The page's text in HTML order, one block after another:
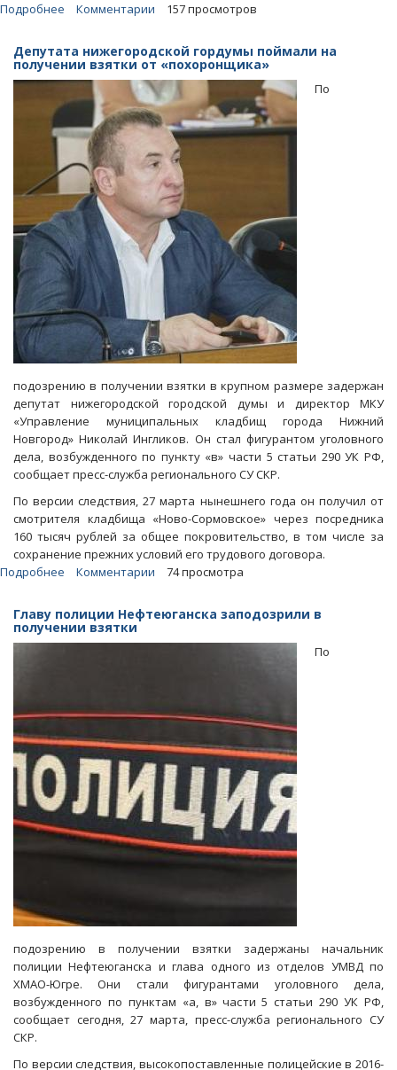
Подробнее
аппарата
ФСБ
признали
виновными
в
получении
взятки
Комментарии 157 просмотров
Депутата нижегородской гордумы поймали на
получении взятки от «похоронщика»
По
подозрению в получении взятки в крупном размере задержан
депутат нижегородской городской думы и директор МКУ
«Управление муниципальных кладбищ города Нижний
Новгород» Николай Ингликов. Он стал фигурантом уголовного
дела, возбужденного по пункту «в» части 5 статьи 290 УК РФ,
сообщает пресс-служба регионального СУ СКР.
По версии следствия, 27 марта нынешнего года он получил от
смотрителя кладбища «Ново-Сормовское» через посредника
160 тысяч рублей за общее покровительство, в том числе за
сохранение прежних условий его трудового договора.
Подробнее
нижегородской
гордумы
поймали
от
«похоронщика»
Комментарии 74 просмотра
Главу полиции Нефтеюганска заподозрили в
получении взятки
По
подозрению в получении взятки задержаны начальник
полиции Нефтеюганска и глава одного из отделов УМВД по
ХМАО-Югре. Они стали фигурантами уголовного дела,
возбужденного по пунктам «а, в» части 5 статьи 290 УК РФ,
сообщает сегодня, 27 марта, пресс-служба регионального СУ
СКР.
По версии следствия, высокопоставленные полицейские в 2016-